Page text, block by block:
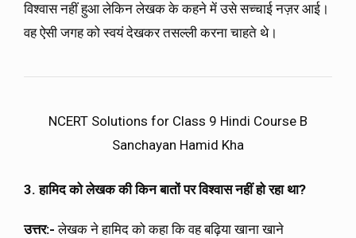
विश्वास नहीं हुआ लेकिन लेखक के कहने में उसे सच्चाई नज़र आई।
वह ऐसी जगह को स्वयं देखकर तसल्ली करना चाहते थे।
NCERT Solutions for Class 9 Hindi Course B
Sanchayan Hamid Kha
3. हामिद को लेखक की किन बातों पर विश्वास नहीं हो रहा था?
उत्तर:-लेखक ने हामिद को कहा कि वह बढ़िया खाना खाने